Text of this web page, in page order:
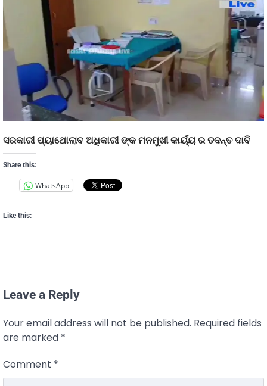
ସରକାରୀ ପ୍ୟାଥୋଲାବ ଅଧିକାରୀ ଙ୍କ ମନମୁଖୀ କାର୍ୟ୍ୟ ର ତଦନ୍ତ ଦାବି
Share this:
WhatsApp
Like this:
Leave a Reply
Your email address will not be published. Required fields
are marked *
Comment *